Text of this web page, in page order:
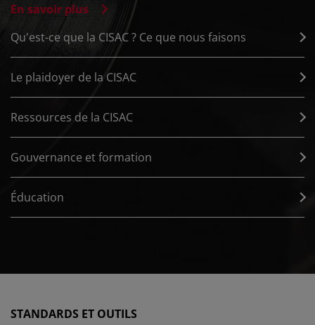
En savoir plus
Qu'est-ce que la CISAC ? Ce que nous faisons
Le plaidoyer de la CISAC
Ressources de la CISAC
Gouvernance et formation
Éducation
STANDARDS ET OUTILS